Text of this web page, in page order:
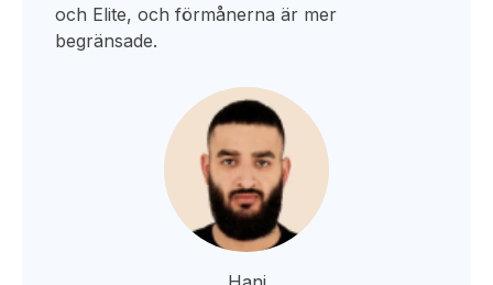
och Elite, och förmånerna är mer
begränsade.